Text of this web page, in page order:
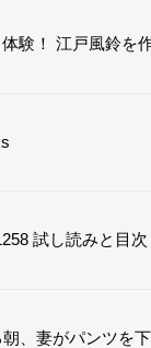
験！ 江戸風鈴を
試し読みと目次
、妻がパンツを